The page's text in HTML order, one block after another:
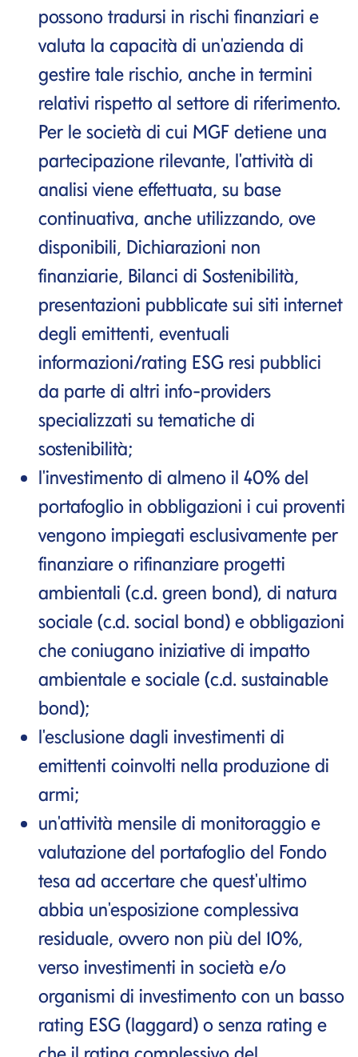
possono tradursi in rischi finanziari e
valuta la capacità di un'azienda di
gestire tale rischio, anche in termini
relativi rispetto al settore di riferimento.
Per le società di cui MGF detiene una
partecipazione rilevante, l'attività di
analisi viene effettuata, su base
continuativa, anche utilizzando, ove
disponibili, Dichiarazioni non
finanziarie, Bilanci di Sostenibilità,
presentazioni pubblicate sui siti internet
degli emittenti, eventuali
informazioni/rating ESG resi pubblici
da parte di altri info-providers
specializzati su tematiche di
sostenibilità;
l'investimento di almeno il 40% del
portafoglio in obbligazioni i cui proventi
vengono impiegati esclusivamente per
finanziare o rifinanziare progetti
ambientali (c.d. green bond), di natura
sociale (c.d. social bond) e obbligazioni
che coniugano iniziative di impatto
ambientale e sociale (c.d. sustainable
bond);
l'esclusione dagli investimenti di
emittenti coinvolti nella produzione di
armi;
un'attività mensile di monitoraggio e
valutazione del portafoglio del Fondo
tesa ad accertare che quest'ultimo
abbia un'esposizione complessiva
residuale, ovvero non più del 10%,
verso investimenti in società e/o
organismi di investimento con un basso
rating ESG (laggard) o senza rating e